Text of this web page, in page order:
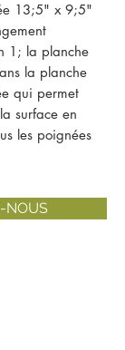
13;5" x 9;5"
1; la planche
la planche
qui permet
surface en
les poignées
NOUS